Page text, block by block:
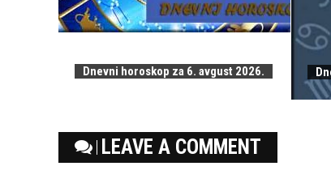
Dnevni horoskop za 6. avgust 2026.
LEAVE A COMMENT